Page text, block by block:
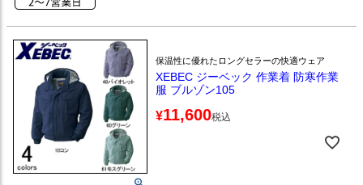
保温性に優れたロングセラーの快適ウェア
XEBEC ジーベック 作業着 防寒作業
服 ブルゾン105
¥11,600税込